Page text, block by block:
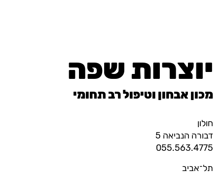
יוצרות שפה
מכון אבחון וטיפול רב תחומי
חולון
דבורה הנביאה 5
055.563.4775
תל־אביב